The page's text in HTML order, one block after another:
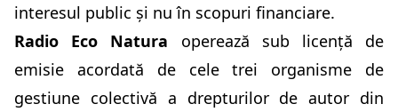
interesul public și nu în scopuri financiare.
Radio Eco Natura operează sub licență de
emisie acordată de cele trei organisme de
gestiune colectivă a drepturilor de autor din